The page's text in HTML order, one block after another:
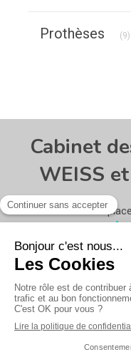
Prothèses (9)
Cabinet
WEISS
13
Politique de